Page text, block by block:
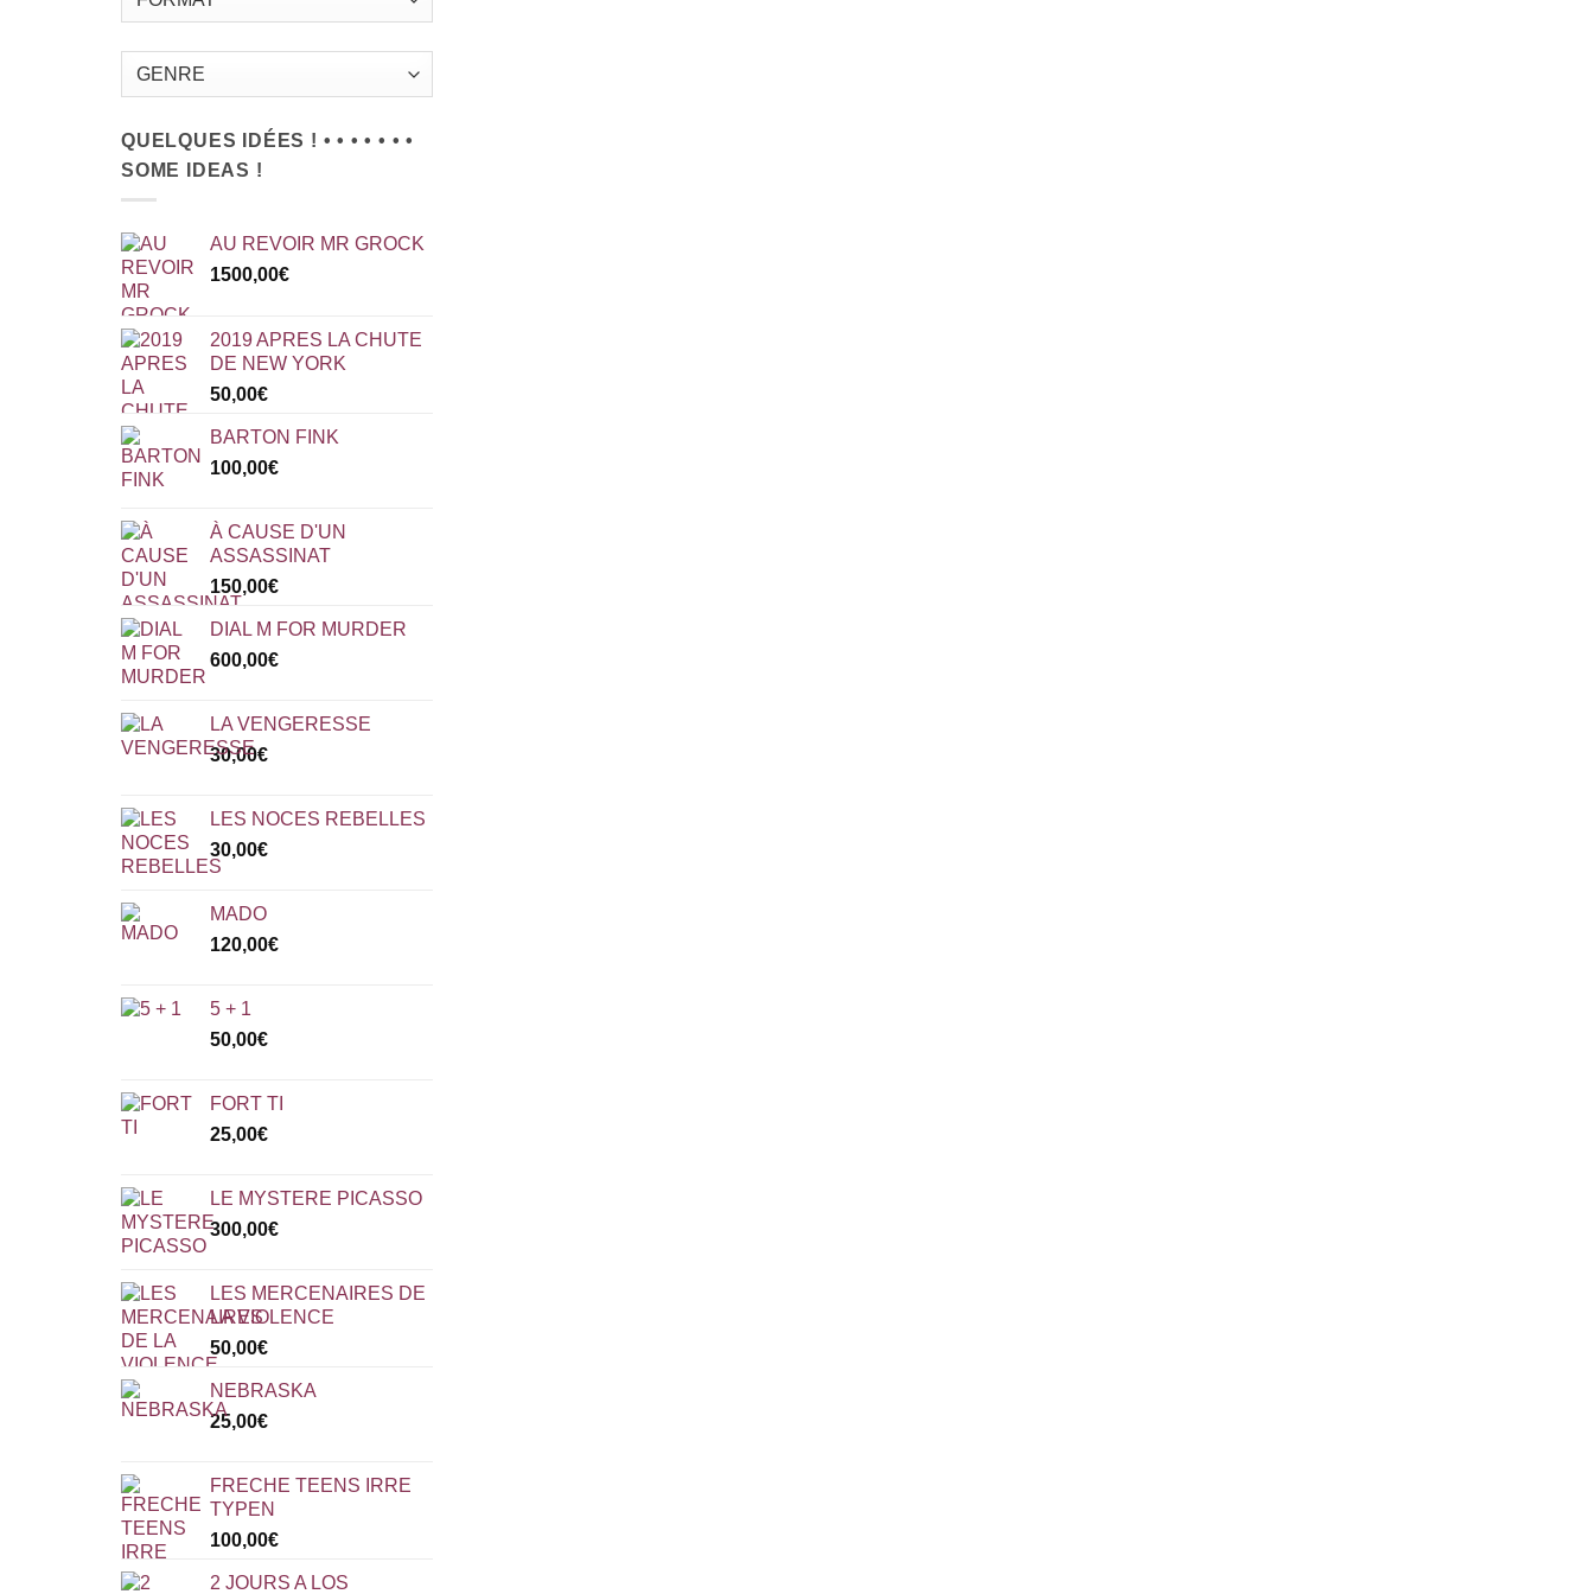
QUELQUES IDÉES ! • • • • • • •
SOME IDEAS !
AU REVOIR MR GROCK
1500,00€
2019 APRES LA CHUTE
DE NEW YORK
50,00€
BARTON FINK
100,00€
À CAUSE D'UN
ASSASSINAT
150,00€
DIAL M FOR MURDER
600,00€
LA VENGERESSE
30,00€
LES NOCES REBELLES
30,00€
MADO
120,00€
5 + 1
50,00€
FORT TI
25,00€
LE MYSTERE PICASSO
300,00€
LES MERCENAIRES DE
LA VIOLENCE
50,00€
NEBRASKA
25,00€
FRECHE TEENS IRRE
TYPEN
100,00€
2 JOURS A LOS